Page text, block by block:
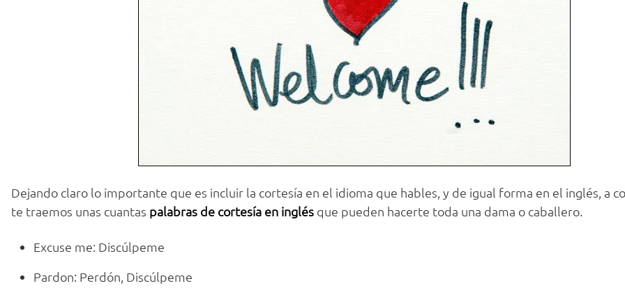
Dejando claro lo importante que es incluir la cortesía en el idioma que hables, y de igual forma en el inglés, a
te traemos unas cuantas palabras de cortesía en inglés que pueden hacerte toda una dama o caballero.
Excuse me: Discúlpeme
Pardon: Perdón, Discúlpeme